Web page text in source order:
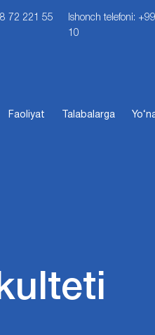
72 221 55
Ishonch telefoni:
10
Faoliyat Talabalarga